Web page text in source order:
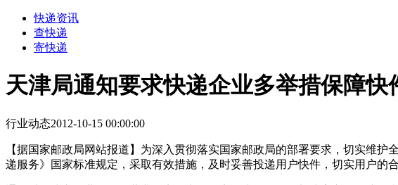
快递资讯
查快递
寄快递
天津局通知要求快递企业多举措保障快
行业动态2012-10-15 00:00:00
【据国家邮政局网站报道】为深入贯彻落实国家邮政局的部署要求，切实维
递服务》国家标准规定，采取有效措施，及时妥善投递用户快件，切实用户的合